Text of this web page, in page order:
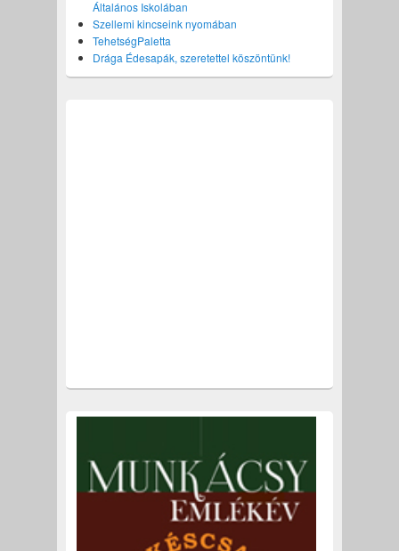
Általános Iskolában
Szellemi kincseink nyomában
TehetségPaletta
Drága Édesapák, szeretettel köszöntünk!